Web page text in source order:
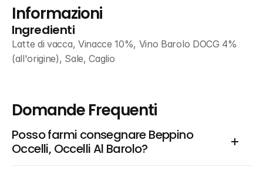
Informazioni
Ingredienti
Latte di vacca, Vinacce 10%, Vino Barolo DOCG 4%
(all'origine), Sale, Caglio
Domande Frequenti
Posso farmi consegnare Beppino
Occelli, Occelli Al Barolo?